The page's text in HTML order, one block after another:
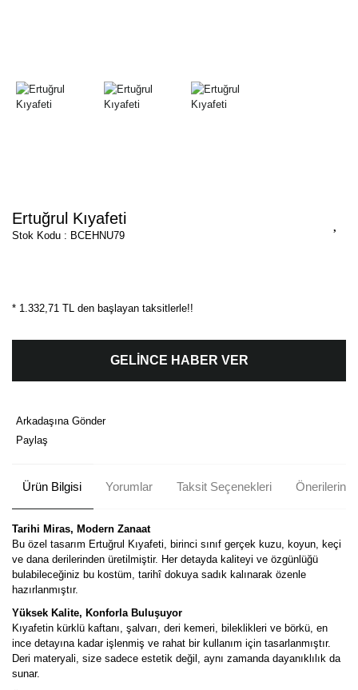
Ertuğrul Kıyafeti
Stok Kodu : BCEHNU79
* 1.332,71 TL den başlayan taksitlerle!!
GELİNCE HABER VER
Arkadaşına Gönder
Paylaş
Ürün Bilgisi Yorumlar Taksit Seçenekleri Önerileriniz
Tarihi Miras, Modern Zanaat
Bu özel tasarım Ertuğrul Kıyafeti, birinci sınıf gerçek kuzu, koyun, keçi
ve dana derilerinden üretilmiştir. Her detayda kaliteyi ve özgünlüğü
bulabileceğiniz bu kostüm, tarihî dokuya sadık kalınarak özenle
hazırlanmıştır.
Yüksek Kalite, Konforla Buluşuyor
Kıyafetin kürklü kaftanı, şalvarı, deri kemeri, bileklikleri ve börkü, en
ince detayına kadar işlenmiş ve rahat bir kullanım için tasarlanmıştır.
Deri materyali, size sadece estetik değil, aynı zamanda dayanıklılık da
sunar.